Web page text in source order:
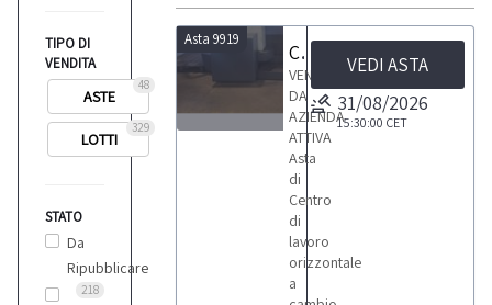
TIPO DI
VENDITA
48
ASTE
329
LOTTI
STATO
Da
Ripubblicare
218
Asta 9919
Centro di lavoro orizzontale a cambio palettes Leadwell MCH-400
VENDITA
DA
AZIENDA
ATTIVA
Asta
di
Centro
di
lavoro
orizzontale
a
VEDI ASTA
31/08/2026
15:30:00 CET